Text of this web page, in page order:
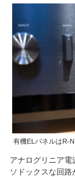
有機ELパネルはR-
アナログリニア
ソドックスな回